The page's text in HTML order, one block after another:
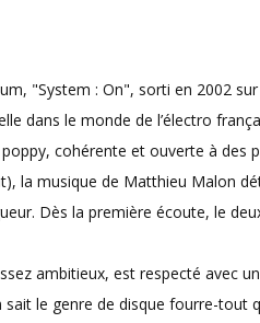
"System : On", sorti en 2002
dans le monde de l’électro
cohérente et ouverte à des
la musique de Matthieu Malon
Dès la première écoute, le
ambitieux, est respecté avec
le genre de disque fourre-tout